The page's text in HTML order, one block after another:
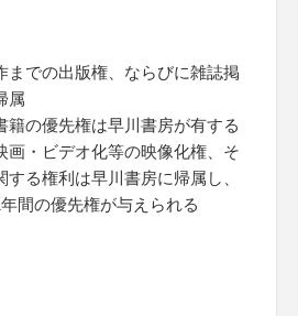
までの出版権、ならびに雑誌掲
属
籍の優先権は早川書房が有する
画・ビデオ化等の映像化権、そ
る権利は早川書房に帰属し、
間の優先権が与えられる